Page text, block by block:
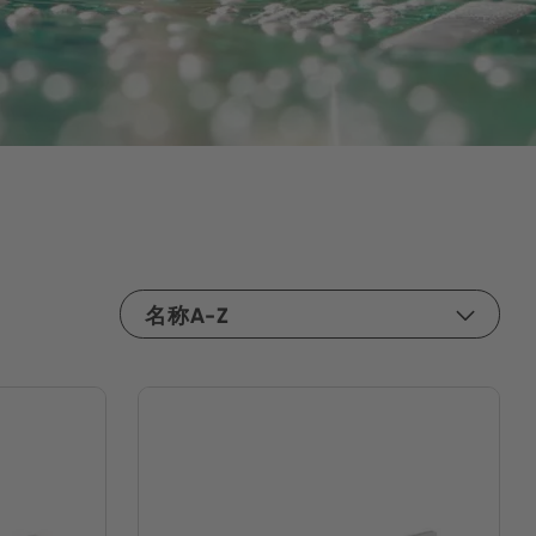
名称A-Z